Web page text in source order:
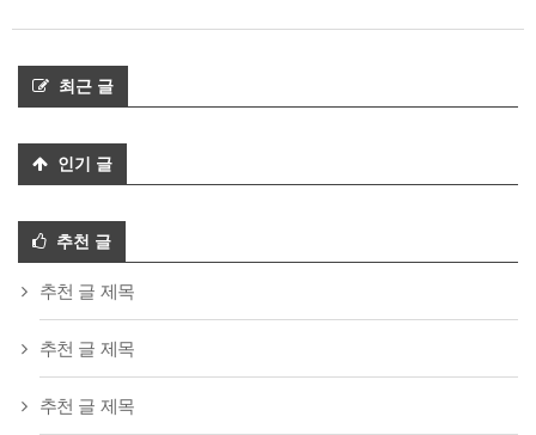
최근 글
인기 글
추천 글
추천 글 제목
추천 글 제목
추천 글 제목